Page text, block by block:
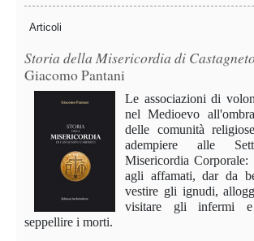
Articoli
Storia della Misericordia di
Giacomo Pantani
Le associazioni di
nel Medioevo
delle comunità
adempiere alle
Misericordia Corporale:
agli affamati, dar da
vestire gli ignudi,
visitare gli infermi
seppellire i morti.